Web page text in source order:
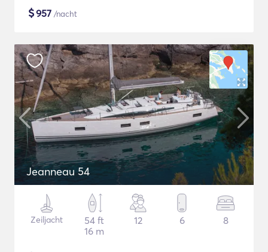
$957 /nacht
Jeanneau 54
Zeiljacht
54 ft
16 m
12 6 8